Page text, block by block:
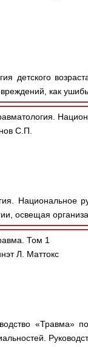
детского
как
С.П.
Национальное
освещая
Том 1
Л. Маттокс
«Травма»